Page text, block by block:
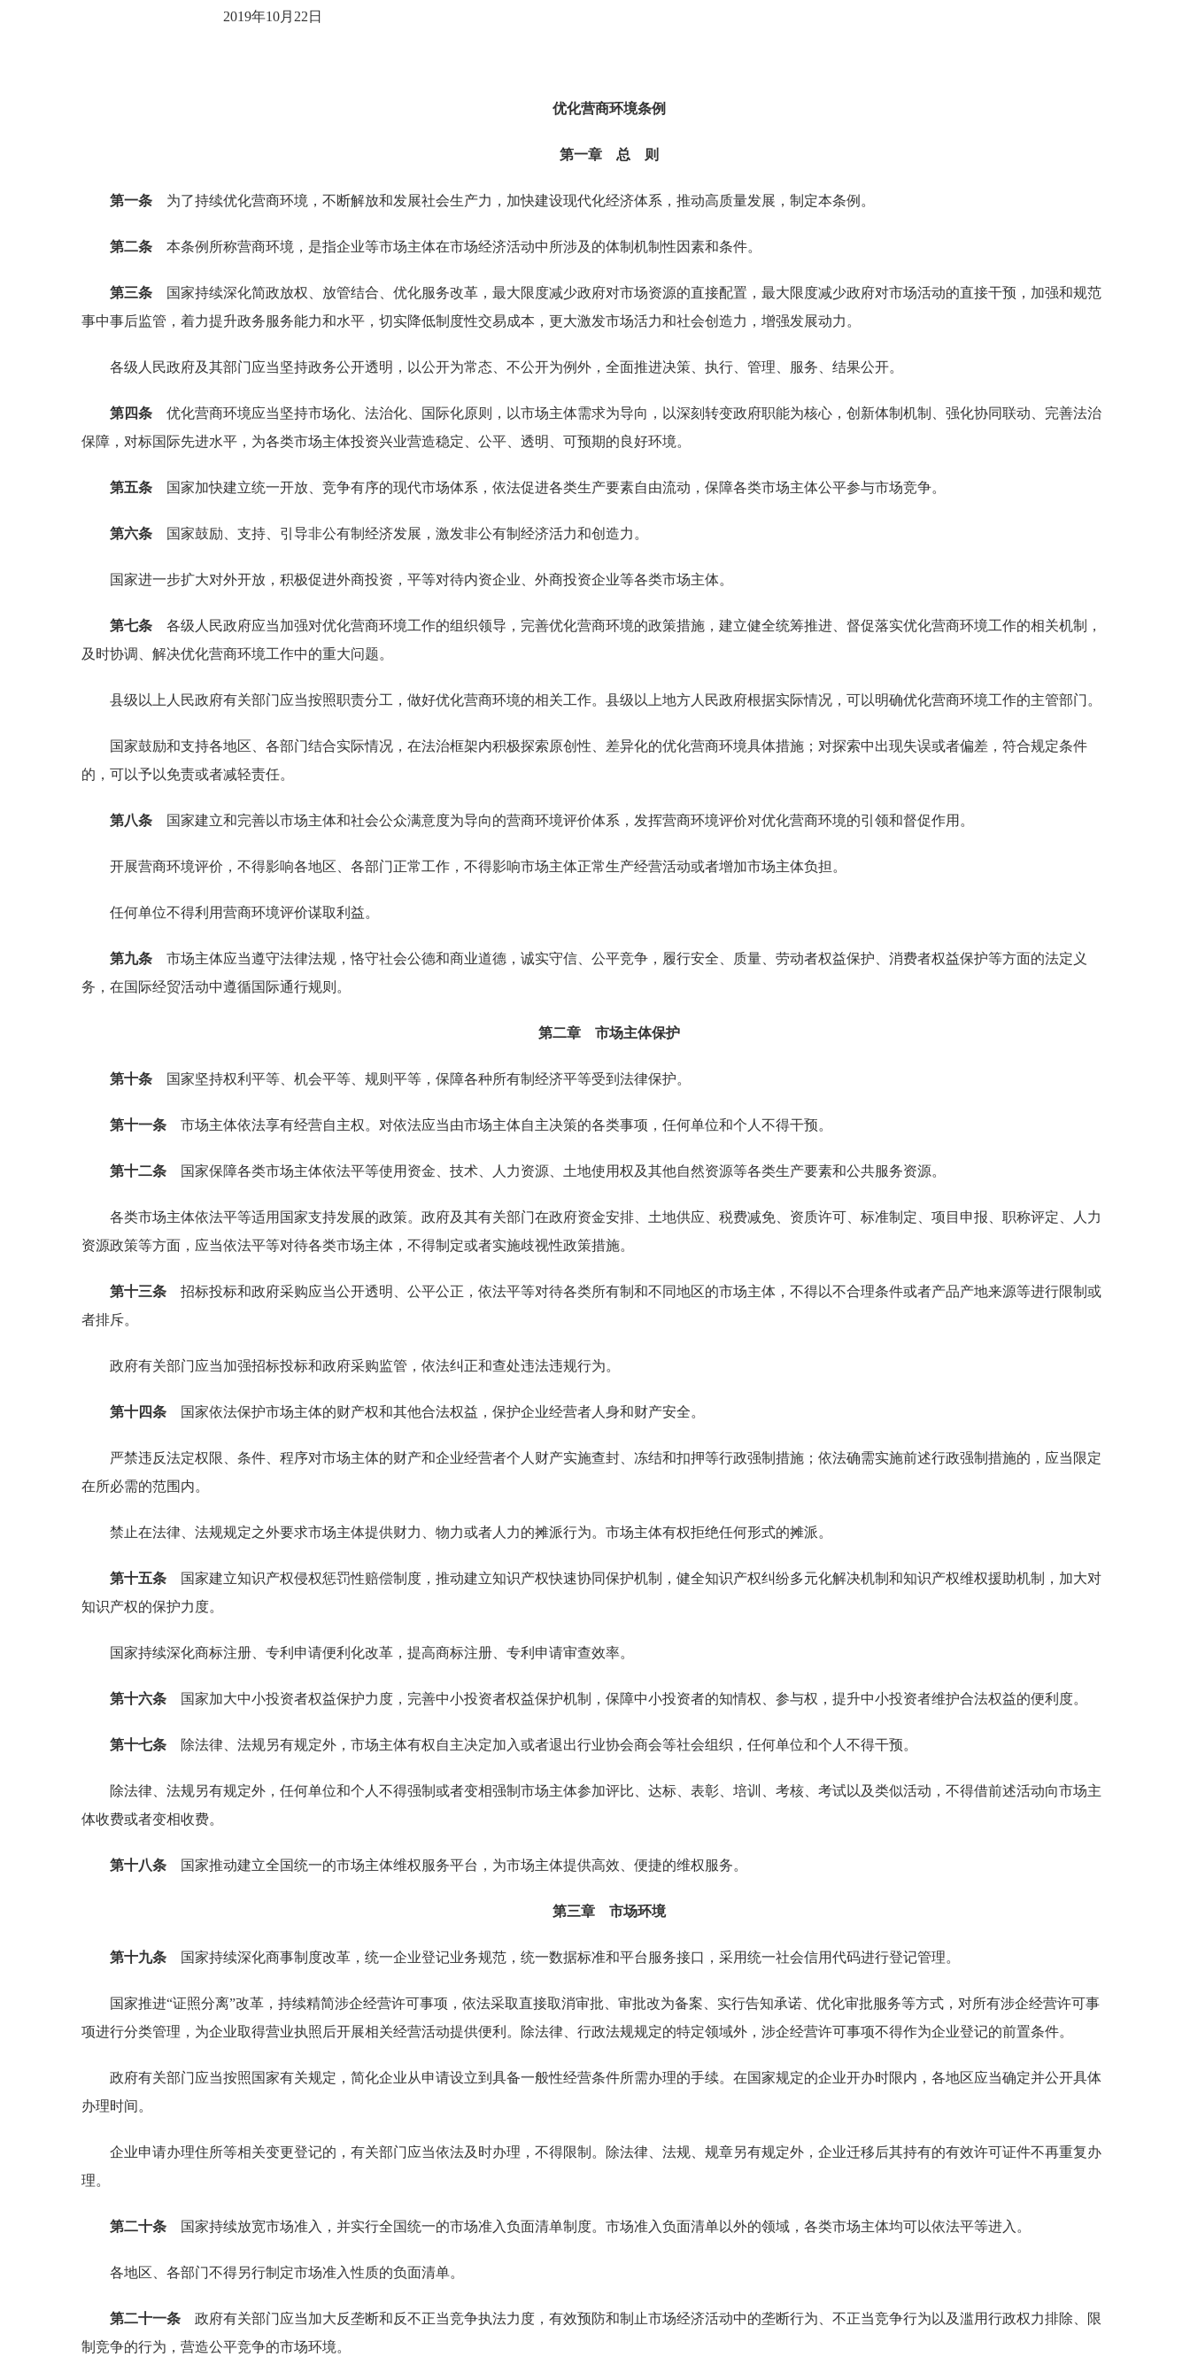
2019年10月22日
优化营商环境条例
第一章 总 则
第一条 为了持续优化营商环境，不断解放和发展社会生产力，加快建设现代化经济体系，推动高质量发展，制定本条例。
第二条 本条例所称营商环境，是指企业等市场主体在市场经济活动中所涉及的体制机制性因素和条件。
第三条 国家持续深化简政放权、放管结合、优化服务改革，最大限度减少政府对市场资源的直接配置，最大限度减少政府对市场活动的直接干预，加强和规范
事中事后监管，着力提升政务服务能力和水平，切实降低制度性交易成本，更大激发市场活力和社会创造力，增强发展动力。
各级人民政府及其部门应当坚持政务公开透明，以公开为常态、不公开为例外，全面推进决策、执行、管理、服务、结果公开。
第四条 优化营商环境应当坚持市场化、法治化、国际化原则，以市场主体需求为导向，以深刻转变政府职能为核心，创新体制机制、强化协同联动、完善法治
保障，对标国际先进水平，为各类市场主体投资兴业营造稳定、公平、透明、可预期的良好环境。
第五条 国家加快建立统一开放、竞争有序的现代市场体系，依法促进各类生产要素自由流动，保障各类市场主体公平参与市场竞争。
第六条 国家鼓励、支持、引导非公有制经济发展，激发非公有制经济活力和创造力。
国家进一步扩大对外开放，积极促进外商投资，平等对待内资企业、外商投资企业等各类市场主体。
第七条 各级人民政府应当加强对优化营商环境工作的组织领导，完善优化营商环境的政策措施，建立健全统筹推进、督促落实优化营商环境工作的相关机制，
及时协调、解决优化营商环境工作中的重大问题。
县级以上人民政府有关部门应当按照职责分工，做好优化营商环境的相关工作。县级以上地方人民政府根据实际情况，可以明确优化营商环境工作的主管部门。
国家鼓励和支持各地区、各部门结合实际情况，在法治框架内积极探索原创性、差异化的优化营商环境具体措施；对探索中出现失误或者偏差，符合规定条件
的，可以予以免责或者减轻责任。
第八条 国家建立和完善以市场主体和社会公众满意度为导向的营商环境评价体系，发挥营商环境评价对优化营商环境的引领和督促作用。
开展营商环境评价，不得影响各地区、各部门正常工作，不得影响市场主体正常生产经营活动或者增加市场主体负担。
任何单位不得利用营商环境评价谋取利益。
第九条 市场主体应当遵守法律法规，恪守社会公德和商业道德，诚实守信、公平竞争，履行安全、质量、劳动者权益保护、消费者权益保护等方面的法定义
务，在国际经贸活动中遵循国际通行规则。
第二章 市场主体保护
第十条 国家坚持权利平等、机会平等、规则平等，保障各种所有制经济平等受到法律保护。
第十一条 市场主体依法享有经营自主权。对依法应当由市场主体自主决策的各类事项，任何单位和个人不得干预。
第十二条 国家保障各类市场主体依法平等使用资金、技术、人力资源、土地使用权及其他自然资源等各类生产要素和公共服务资源。
各类市场主体依法平等适用国家支持发展的政策。政府及其有关部门在政府资金安排、土地供应、税费减免、资质许可、标准制定、项目申报、职称评定、人力
资源政策等方面，应当依法平等对待各类市场主体，不得制定或者实施歧视性政策措施。
第十三条 招标投标和政府采购应当公开透明、公平公正，依法平等对待各类所有制和不同地区的市场主体，不得以不合理条件或者产品产地来源等进行限制或
者排斥。
政府有关部门应当加强招标投标和政府采购监管，依法纠正和查处违法违规行为。
第十四条 国家依法保护市场主体的财产权和其他合法权益，保护企业经营者人身和财产安全。
严禁违反法定权限、条件、程序对市场主体的财产和企业经营者个人财产实施查封、冻结和扣押等行政强制措施；依法确需实施前述行政强制措施的，应当限定
在所必需的范围内。
禁止在法律、法规规定之外要求市场主体提供财力、物力或者人力的摊派行为。市场主体有权拒绝任何形式的摊派。
第十五条 国家建立知识产权侵权惩罚性赔偿制度，推动建立知识产权快速协同保护机制，健全知识产权纠纷多元化解决机制和知识产权维权援助机制，加大对
知识产权的保护力度。
国家持续深化商标注册、专利申请便利化改革，提高商标注册、专利申请审查效率。
第十六条 国家加大中小投资者权益保护力度，完善中小投资者权益保护机制，保障中小投资者的知情权、参与权，提升中小投资者维护合法权益的便利度。
第十七条 除法律、法规另有规定外，市场主体有权自主决定加入或者退出行业协会商会等社会组织，任何单位和个人不得干预。
除法律、法规另有规定外，任何单位和个人不得强制或者变相强制市场主体参加评比、达标、表彰、培训、考核、考试以及类似活动，不得借前述活动向市场主
体收费或者变相收费。
第十八条 国家推动建立全国统一的市场主体维权服务平台，为市场主体提供高效、便捷的维权服务。
第三章 市场环境
第十九条 国家持续深化商事制度改革，统一企业登记业务规范，统一数据标准和平台服务接口，采用统一社会信用代码进行登记管理。
国家推进“证照分离”改革，持续精简涉企经营许可事项，依法采取直接取消审批、审批改为备案、实行告知承诺、优化审批服务等方式，对所有涉企经营许可事
项进行分类管理，为企业取得营业执照后开展相关经营活动提供便利。除法律、行政法规规定的特定领域外，涉企经营许可事项不得作为企业登记的前置条件。
政府有关部门应当按照国家有关规定，简化企业从申请设立到具备一般性经营条件所需办理的手续。在国家规定的企业开办时限内，各地区应当确定并公开具体
办理时间。
企业申请办理住所等相关变更登记的，有关部门应当依法及时办理，不得限制。除法律、法规、规章另有规定外，企业迁移后其持有的有效许可证件不再重复办
理。
第二十条 国家持续放宽市场准入，并实行全国统一的市场准入负面清单制度。市场准入负面清单以外的领域，各类市场主体均可以依法平等进入。
各地区、各部门不得另行制定市场准入性质的负面清单。
第二十一条 政府有关部门应当加大反垄断和反不正当竞争执法力度，有效预防和制止市场经济活动中的垄断行为、不正当竞争行为以及滥用行政权力排除、限
制竞争的行为，营造公平竞争的市场环境。